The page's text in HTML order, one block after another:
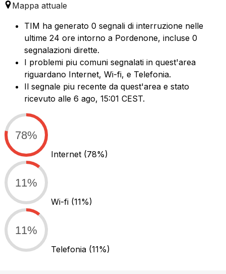
Mappa attuale
TIM ha generato 0 segnali di interruzione nelle
ultime 24 ore intorno a Pordenone, incluse 0
segnalazioni dirette.
I problemi piu comuni segnalati in quest'area
riguardano Internet, Wi-fi, e Telefonia.
Il segnale piu recente da quest'area e stato
ricevuto alle 6 ago, 15:01 CEST.
78%
Internet (78%)
11%
Wi-fi (11%)
11%
Telefonia (11%)